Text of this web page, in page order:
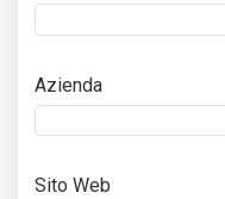
Azienda
Sito Web